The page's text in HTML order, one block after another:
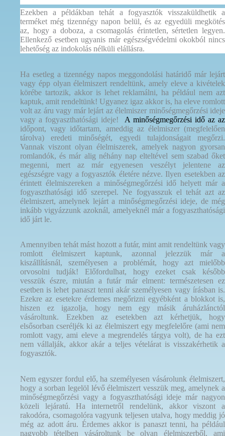
Ezekben a példákban tehát a fogyasztók visszaküldhetik a
terméket még tizennégy napon belül, és az egyedüli megkötés
az, hogy a doboza, a csomagolás érintetlen, sértetlen legyen.
Ellenkező esetben ugyanis már egészségvédelmi okokból nincs
lehetőség az indokolás nélküli elállásra.
Ha esetleg a tizennégy napos meggondolási határidő már lejárt
vagy épp olyan élelmiszert rendeltünk, amely eleve a kivételek
körébe tartozik, akkor is lehet reklamálni, ha például nem azt
kaptuk, amit rendeltünk! Ugyanez igaz akkor is, ha eleve romlott
volt az áru vagy már lejárt az élelmiszer minőségmegőrzési ideje
vagy a fogyaszthatósági ideje!
A minőségmegőrzési idő az az
időpont, vagy időtartam, ameddig az élelmiszer (megfelelően
tárolva) eredeti minőségét, egyedi tulajdonságait megőrzi.
Vannak viszont olyan élelmiszerek, amelyek nagyon gyorsan
romlandók, és már alig néhány nap elteltével sem szabad őket
megenni, mert az már egyenesen veszélyt jelentene az
egészségre vagy a fogyasztók életére nézve. Ilyen esetekben az
érintett élelmiszereken a minőségmegőrzési idő helyett már a
fogyaszthatósági idő szerepel. Ne fogyasszuk el tehát azt az
élelmiszert, amelynek lejárt a minőségmegőrzési ideje, de még
inkább vigyázzunk azoknál, amelyeknél már a fogyaszthatósági
idő járt le.
Amennyiben tehát mást hozott a futár, mint amit rendeltünk vagy
romlott élelmiszert kaptunk, azonnal jelezzük már a
kiszállításnál, személyesen a problémát, hogy azt mielőbb
orvosolni tudják! Előfordulhat, hogy ezeket csak később
vesszük észre, miután a futár már elment: természetesen ez
esetben is lehet panaszt tenni akár személyesen vagy írásban is.
Ezekre az esetekre érdemes megőrizni egyébként a blokkot is,
hiszen ez igazolja, hogy nem egy másik áruházlánctól
vásároltunk. Ezekben az esetekben azt kérhetjük, hogy
elsősorban cseréljék ki az élelmiszert egy megfelelőre (ami nem
romlott vagy, ami eleve a megrendelés tárgya volt), de ha ezt
nem vállalják, akkor akár a teljes vételárat is visszakérhetik a
fogyasztók.
Nem egyszer fordul elő, ha személyesen vásárolunk élelmiszert,
hogy a sorban legelöl lévő élelmiszert vesszük meg, amelynek a
minőségmegőrzési vagy a fogyaszthatósági ideje már nagyon
közeli lejáratú. Ha internetről rendelünk, akkor viszont a
rakodóra, csomagolóra vagyunk teljesen utalva, hogy meddig jó
még az adott áru. Érdemes akkor is panaszt tenni, ha például
nagyobb tételben vásároltunk be olyan élelmiszerből, ami